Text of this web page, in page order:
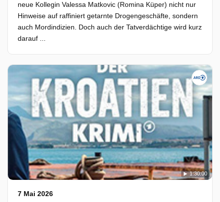
neue Kollegin Valessa Matkovic (Romina Küper) nicht nur
Hinweise auf raffiniert getarnte Drogengeschäfte, sondern
auch Mordindizien. Doch auch der Tatverdächtige wird kurz
darauf ...
1:30:00
7 Mai 2026